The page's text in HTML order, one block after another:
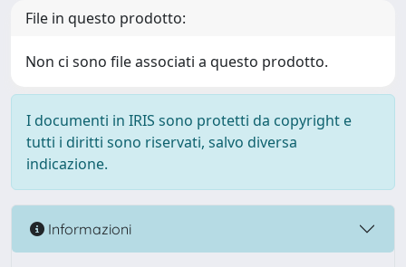
File in questo prodotto:
Non ci sono file associati a questo prodotto.
I documenti in IRIS sono protetti da copyright e
tutti i diritti sono riservati, salvo diversa
indicazione.
Informazioni